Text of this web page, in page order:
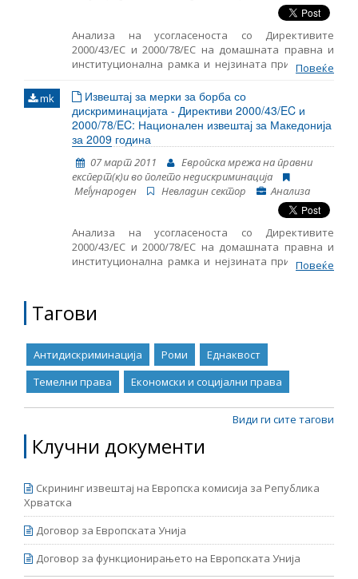
Aнализа на усогласеноста со Директивите
2000/43/EC и 2000/78/EC на домашната правна и
институционална рамка и нејзината примена во
Повеќе
mk
Извештај за мерки за борба со
дискриминацијата - Директиви 2000/43/EC и
2000/78/EC: Национален извештај за Македонија
за 2009 година
07 март 2011
Европска мрежа на правни
експерт(к)и во полето недискриминација
Mеѓународен
Невладин сектор Анализа
Aнализа на усогласеноста со Директивите
2000/43/EC и 2000/78/EC на домашната правна и
институционална рамка и нејзината примена во
Повеќе
Тагови
Антидискриминација Роми
Еднаквост
Темелни права
Економски и социјални права
Види ги сите тагови
Клучни документи
Скрининг извештај на Европска комисија за Република
Хрватска
Договор за Европската Унија
Договор за функционирањето на Европската Унија